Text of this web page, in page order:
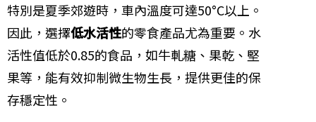
特別是夏季郊遊時，車內溫度可達50°C以上。
因此，選擇低水活性的零食產品尤為重要。水
活性值低於0.85的食品，如牛軋糖、果乾、堅
果等，能有效抑制微生物生長，提供更佳的保
存穩定性。